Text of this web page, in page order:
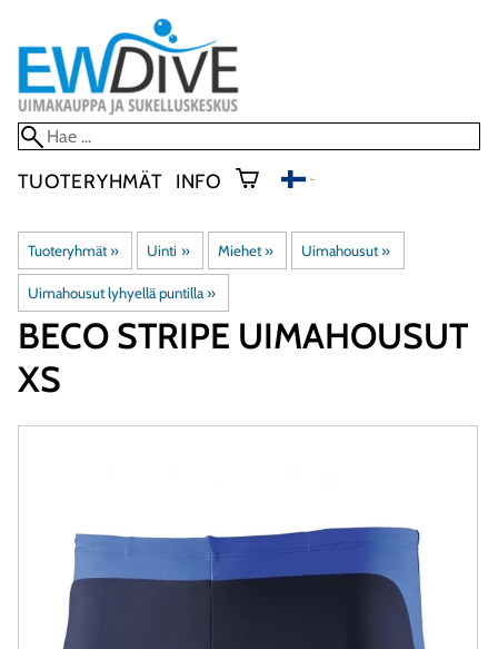
TUOTERYHMÄT INFO
Tuoteryhmät‪» Uinti ‪» Miehet ‪» Uimahousut‪»
Uimahousut lyhyellä puntilla‪»
BECO STRIPE UIMAHOUSUT
XS